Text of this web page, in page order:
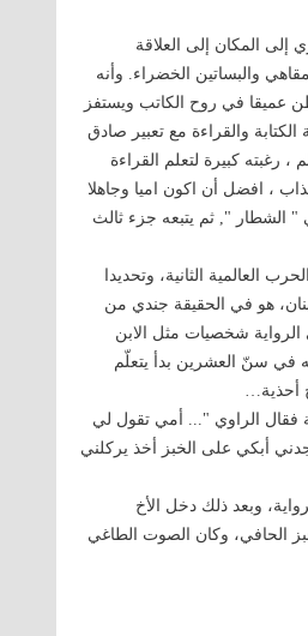
المكان إلى العلاقة
والبساتين الخضراء. وأنه
عميقا في روح الكاتب ويستفز
والقراءة مع تعبير صادق
رغبته كبيرة لتعلم القراءة
، افضل أن اكون اميا وجاهلا
" الشطار ", ثم يتبعه جزء ثالث
حماية الانتداب الإسباني بين الأعوام 1940 و1945، أي خلال الحرب العالمية الثانية، وتحديدا
هو في الحقيقة جندي من
شخصيات مثل الابن
في سنّ العشرين بدأ يتعلّم
أحذية…
فقال الراوي "... أمي تقول لي
أبكي على الخبز أخذ يركلني
وبعد ذلك دخل الأخ
الحافي، وكان الصوت الطاغي